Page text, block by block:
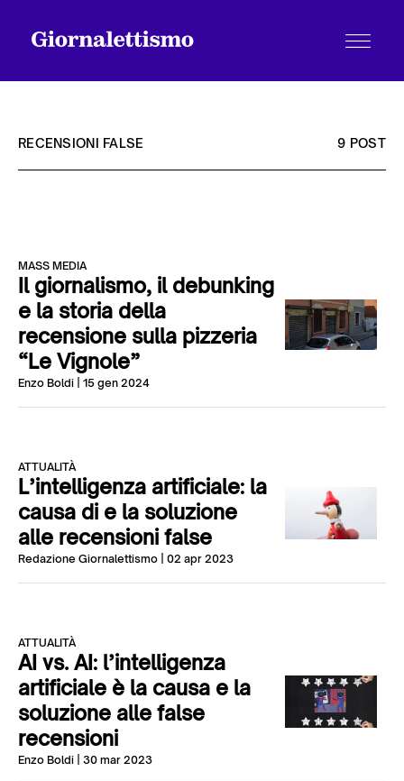
Chi siamo
Contatti
RECENSIONI FALSE 9 POST
MASS MEDIA
Il giornalismo, il debunking
e la storia della
recensione sulla pizzeria
“Le Vignole”
Enzo Boldi | 15 gen 2024
ATTUALITÀ
L’intelligenza artificiale: la
causa di e la soluzione
alle recensioni false
Redazione Giornalettismo | 02 apr 2023
ATTUALITÀ
AI vs. AI: l’intelligenza
artificiale è la causa e la
soluzione alle false
recensioni
Enzo Boldi | 30 mar 2023